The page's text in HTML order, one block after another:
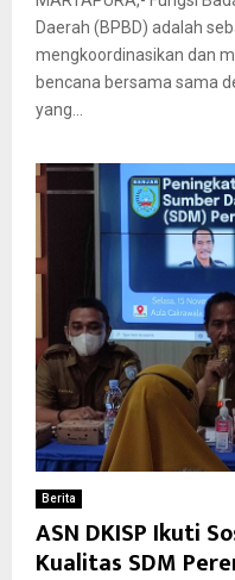
Daerah (BPBD) adalah
mengkoordinasikan dan
bencana bersama sama
yang...
Berita
ASN DKISP Ikuti
Kualitas SDM